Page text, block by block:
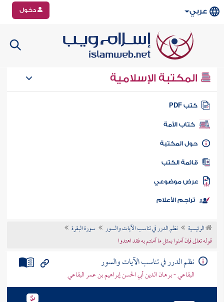
عربي دخول
المكتبة الإسلامية
كتب PDF
كتاب الأمة
المكتبة
الكتب
موضوعي
تراجم الأعلام
الرئيسية نظم الدرر في تناسب الآيات والسور
سورة البقرة
قوله تعالى فإن آمنوا بمثل ما آمنتم به فقد اهتدوا
نظم الدرر في تناسب الآيات والسور
البقاعي - برهان الدين أبي الحسن إبراهيم بن عمر البقاعي